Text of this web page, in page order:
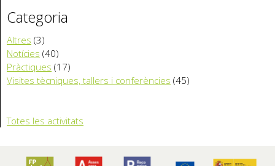
Categoria
Altres (3)
Notícies (40)
Pràctiques (17)
Visites tècniques, tallers i conferències (45)
Totes les activitats